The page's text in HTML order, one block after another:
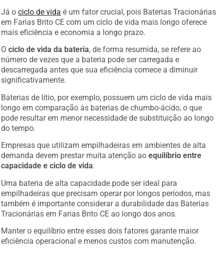
Já ociclo de vida é um fator crucial, pois Baterias Tracionárias
em Farias Brito CE com um ciclo de vida mais longo oferece
mais eficiência e economia a longo prazo.
Ociclo de vida da bateria, de forma resumida, se refere ao
número de vezes que a bateria pode ser carregada e
descarregada antes que sua eficiência comece a diminuir
significativamente.
Baterias de lítio, por exemplo, possuem um ciclo de vida mais
longo em comparação às baterias de chumbo-ácido, o que
pode resultar em menor necessidade de substituição ao longo
do tempo.
Empresas que utilizam empilhadeiras em ambientes de alta
demanda devem prestar muita atenção aoequilíbrio entre
capacidade e ciclo de vida.
Uma bateria de alta capacidade pode ser ideal para
empilhadeiras que precisam operar por longos períodos, mas
também é importante considerar a durabilidade das Baterias
Tracionárias em Farias Brito CE ao longo dos anos.
Manter o equilíbrio entre esses dois fatores garante maior
eficiência operacional e menos custos com manutenção.